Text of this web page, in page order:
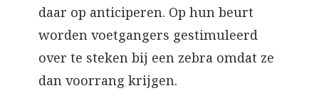
daar op anticiperen. Op hun beurt
worden voetgangers gestimuleerd
over te steken bij een zebra omdat ze
dan voorrang krijgen.